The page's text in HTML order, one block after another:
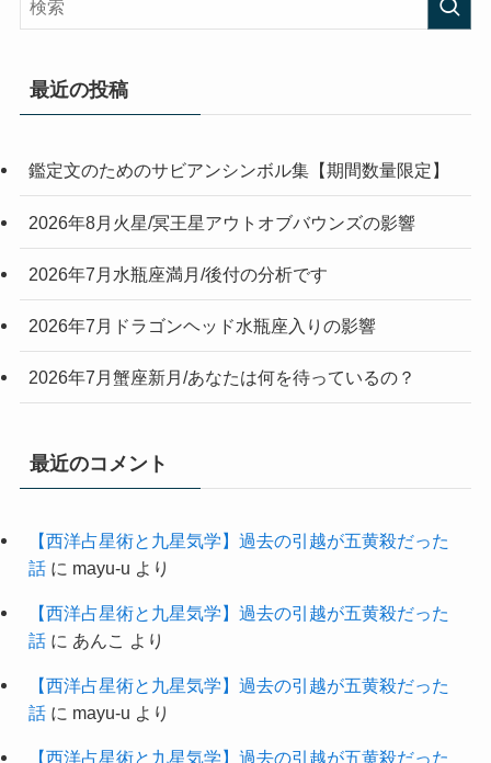
最近の投稿
鑑定文のためのサビアンシンボル集【期間数量限定】
2026年8月火星/冥王星アウトオブバウンズの影響
2026年7月水瓶座満月/後付の分析です
2026年7月ドラゴンヘッド水瓶座入りの影響
2026年7月蟹座新月/あなたは何を待っているの？
最近のコメント
【西洋占星術と九星気学】過去の引越が五黄殺だった
話に mayu-u より
【西洋占星術と九星気学】過去の引越が五黄殺だった
話に あんこ より
【西洋占星術と九星気学】過去の引越が五黄殺だった
話に mayu-u より
【西洋占星術と九星気学】過去の引越が五黄殺だった